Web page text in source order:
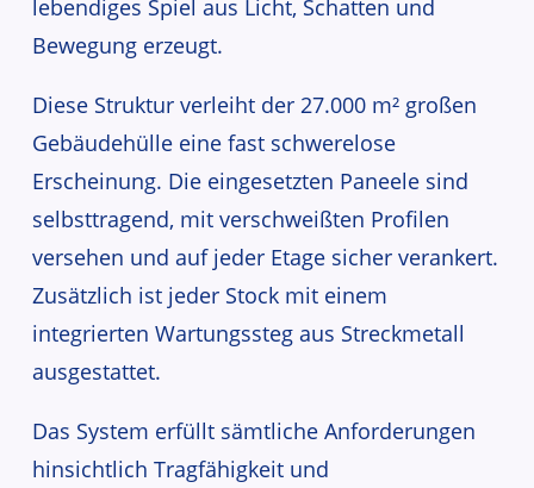
leben­diges Spiel aus Licht, Schatten und
Bewegung erzeugt.
Diese Struktur verleiht der 27.000 m² großen
Gebäudehülle eine fast schwe­relose
Erscheinung. Die einge­setzten Paneele sind
selbst­tragend, mit verschweißten Profilen
versehen und auf jeder Etage sicher verankert.
Zusätzlich ist jeder Stock mit einem
integrierten Wartungssteg aus Streckmetall
ausge­stattet.
Das System erfüllt sämtliche Anforderungen
hinsichtlich Tragfähigkeit und